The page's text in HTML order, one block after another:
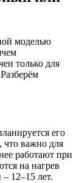
моделью
только для
его
что важно для
работают при
на нагрев
12–15 лет.